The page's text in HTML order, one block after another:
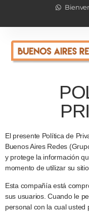
El presente Política de
Buenos Aires Redes
y protege la información
momento de utilizar su
Esta compañía está
sus usuarios. Cuando le
personal con la cual usted